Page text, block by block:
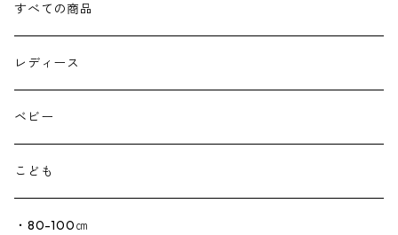
すべての商品
レディース
ベビー
こども
・80-100㎝